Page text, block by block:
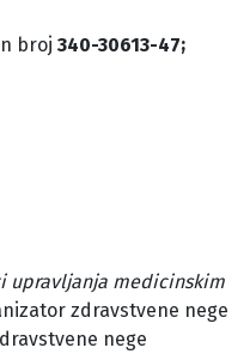
broj 340-30613-47;
upravljanja medicinskim
zdravstvene nege
nege